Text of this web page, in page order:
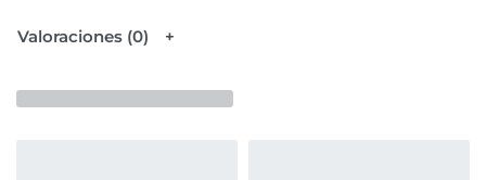
Valoraciones (0)